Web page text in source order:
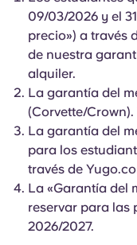
Ubicaciones
Más
Cuenta
Elige un país
Català
09/03/2026 y el
precio») a través
de nuestra
alquiler.
La garantía del
(Corvette/Crown).
La garantía del
para los
través de
La «Garantía del
reservar para las
2026/2027.